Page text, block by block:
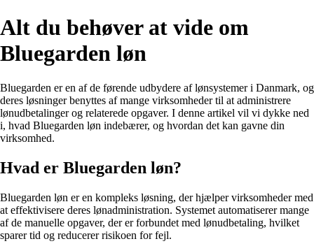
Alt du behøver at vide om
Bluegarden løn
Bluegarden er en af de førende udbydere af lønsystemer i Danmark, og
deres løsninger benyttes af mange virksomheder til at administrere
lønudbetalinger og relaterede opgaver. I denne artikel vil vi dykke ned
i, hvad Bluegarden løn indebærer, og hvordan det kan gavne din
virksomhed.
Hvad er Bluegarden løn?
Bluegarden løn er en kompleks løsning, der hjælper virksomheder med
at effektivisere deres lønadministration. Systemet automatiserer mange
af de manuelle opgaver, der er forbundet med lønudbetaling, hvilket
sparer tid og reducerer risikoen for fejl.